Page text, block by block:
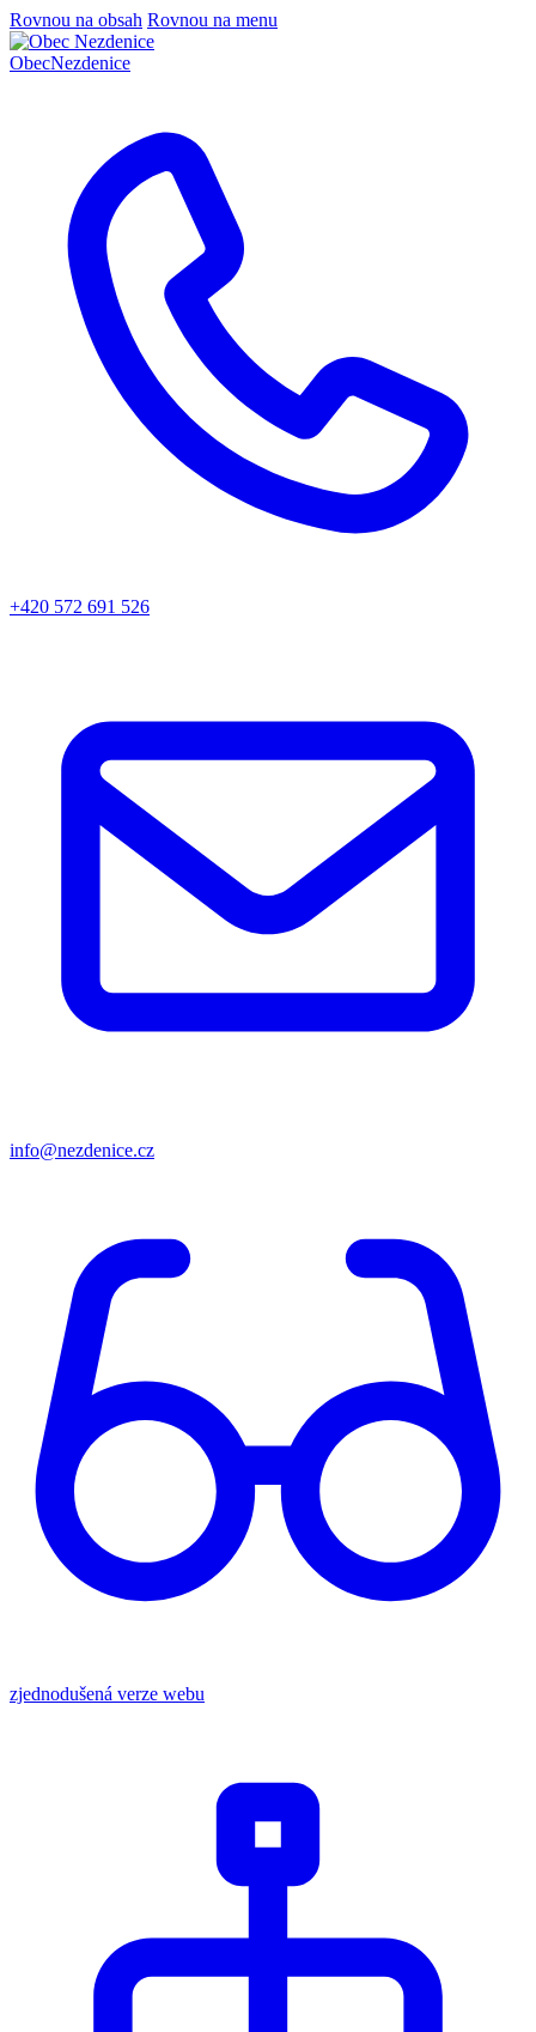
Rovnou na obsah Rovnou na menu
ObecNezdenice
+420 572 691 526
info@nezdenice.cz
zjednodušená verze webu